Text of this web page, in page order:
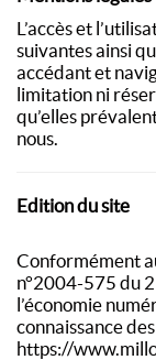
L’accès et
suivantes ainsi
accédant et
limitation ni
qu’elles
nous.
Edition du site
Conformément
n°2004-575 du
l’économie
connaissance
https://